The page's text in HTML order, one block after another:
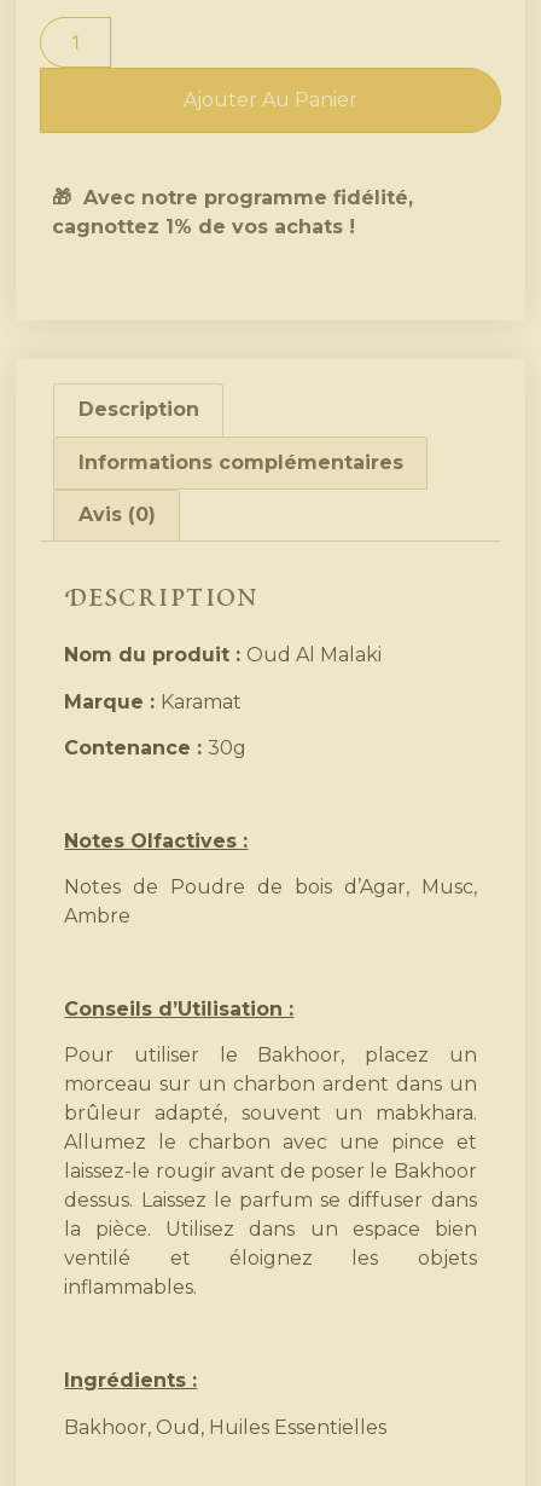
Ajouter Au Panier
🎁 Avec notre programme fidélité,
cagnottez 1% de vos achats !
Description
Informations complémentaires
Avis (0)
Description
Nom du produit : Oud Al Malaki
Marque : Karamat
Contenance :30g
Notes Olfactives :
Notes de Poudre de bois d’Agar, Musc,
Ambre
Conseils d’Utilisation :
Pour utiliser le Bakhoor, placez un
morceau sur un charbon ardent dans un
brûleur adapté, souvent un mabkhara.
Allumez le charbon avec une pince et
laissez-le rougir avant de poser le Bakhoor
dessus. Laissez le parfum se diffuser dans
la pièce. Utilisez dans un espace bien
ventilé et éloignez les objets
inflammables.
Ingrédients :
Bakhoor, Oud, Huiles Essentielles